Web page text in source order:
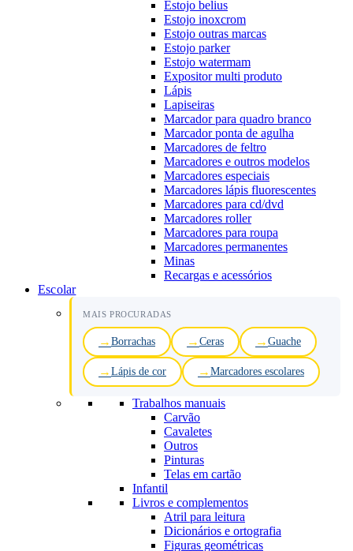
Estojo belius
Estojo inoxcrom
Estojo outras marcas
Estojo parker
Estojo watermam
Expositor multi produto
Lápis
Lapiseiras
Marcador para quadro branco
Marcador ponta de agulha
Marcadores de feltro
Marcadores e outros modelos
Marcadores especiais
Marcadores lápis fluorescentes
Marcadores para cd/dvd
Marcadores roller
Marcadores para roupa
Marcadores permanentes
Minas
Recargas e acessórios
Escolar
MAIS PROCURADAS
Borrachas Ceras Guache
Lápis de cor Marcadores escolares
Trabalhos manuais
Carvão
Cavaletes
Outros
Pinturas
Telas em cartão
Infantil
Livros e complementos
Atril para leitura
Dicionários e ortografia
Figuras geométricas